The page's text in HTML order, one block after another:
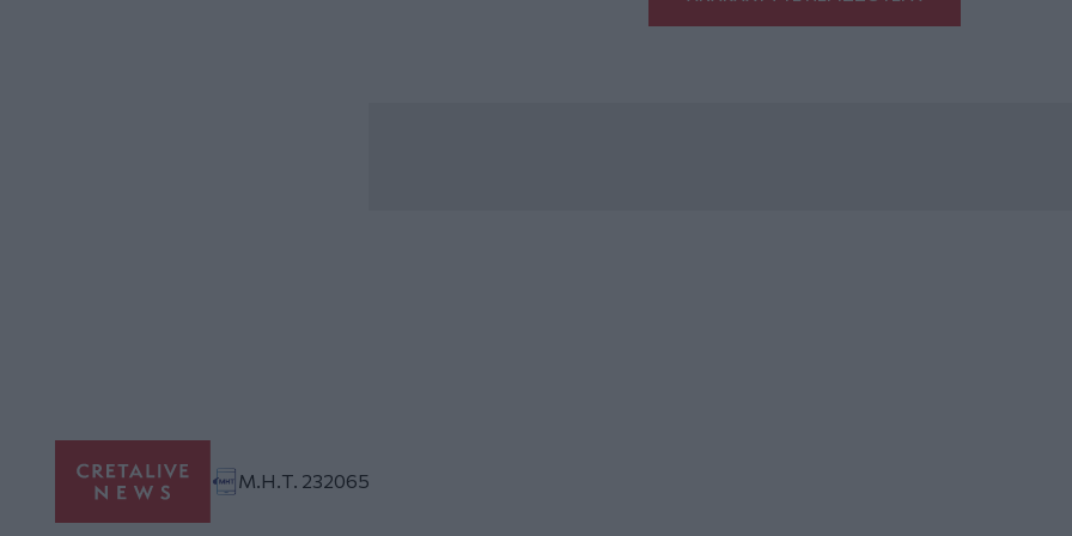
Μ.Η.Τ. 232065